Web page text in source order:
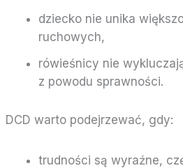
dziecko nie unika
ruchowych,
rówieśnicy nie
z powodu sprawności.
DCD warto podejrzewać, gdy:
trudności są wyraźne,